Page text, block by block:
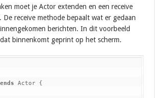
moet je Actor extenden en een receive
receive methode bepaalt wat er gedaan
berichten. In dit voorbeeld
binnenkomt geprint op het scherm.
Actor {